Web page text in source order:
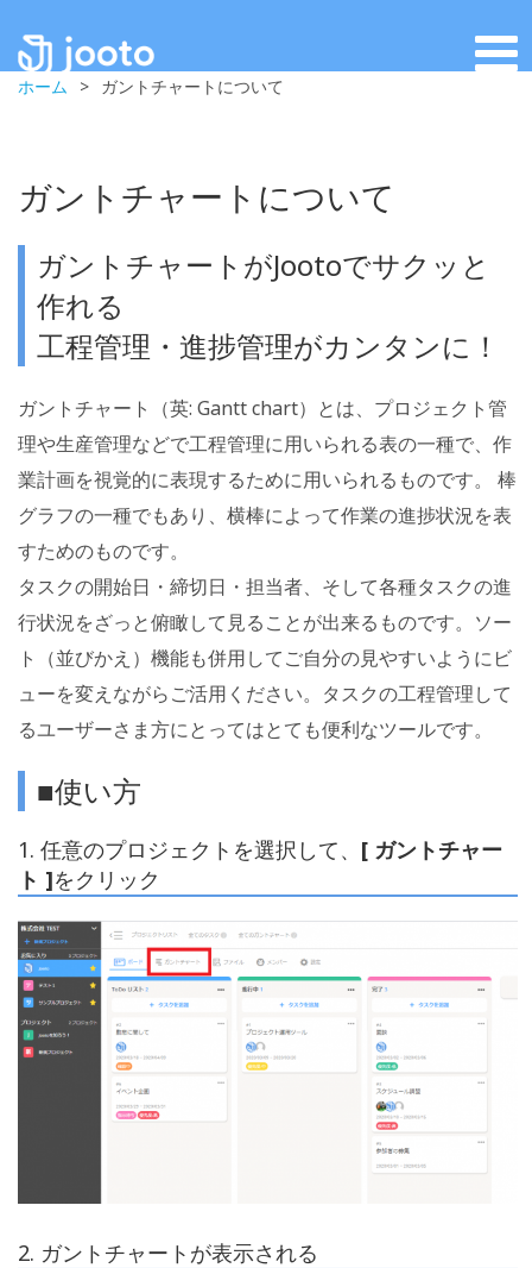
ホーム > ガントチャートについて
ガントチャートについて
ガントチャートがJootoでサクッと
作れる
工程管理・進捗管理がカンタンに！
ガントチャート（英: Gantt chart）とは、プロジェクト管
理や生産管理などで工程管理に用いられる表の一種で、作
業計画を視覚的に表現するために用いられるものです。 棒
グラフの一種でもあり、横棒によって作業の進捗状況を表
すためのものです。
タスクの開始日・締切日・担当者、そして各種タスクの進
行状況をざっと俯瞰して見ることが出来るものです。ソー
ト（並びかえ）機能も併用してご自分の見やすいようにビ
ューを変えながらご活用ください。タスクの工程管理して
るユーザーさま方にとってはとても便利なツールです。
■使い方
1. 任意のプロジェクトを選択して、 [ ガントチャー
ト ]をクリック
2. ガントチャートが表示される